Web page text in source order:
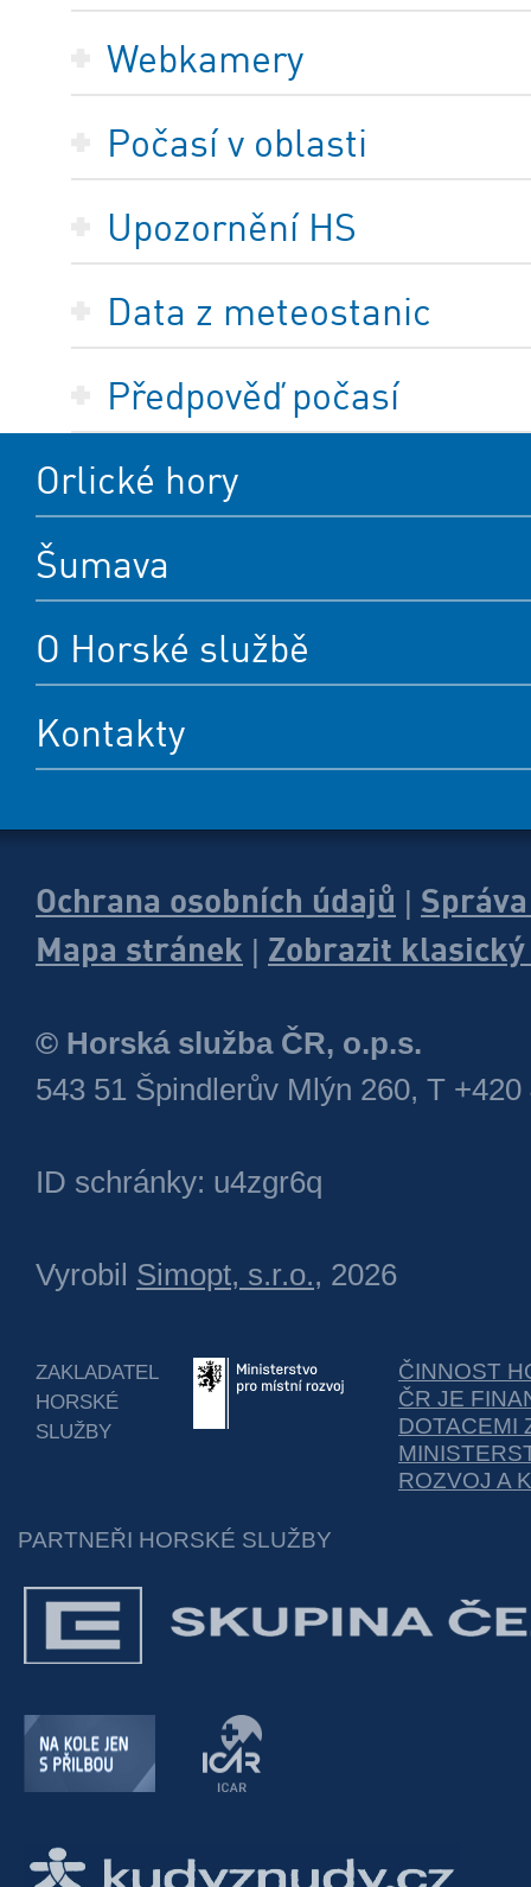
Webkamery
Počasí v oblasti
Upozornění HS
Data z meteostanic
Předpověď počasí
Orlické hory
Šumava
O Horské službě
Kontakty
Ochrana osobních údajů
Mapa stránek
Zobrazit
© Horská služba ČR, o.p.s.
543 51 Špindlerův Mlýn 260, T +420
ID schránky: u4zgr6q
Vyrobil Simopt, s.r.o., 2026
ZAKLADATEL
HORSKÉ
SLUŽBY
ČINNOST
ČR JE
DOTACEMI
ROZVOJ A
PARTNEŘI HORSKÉ SLUŽBY